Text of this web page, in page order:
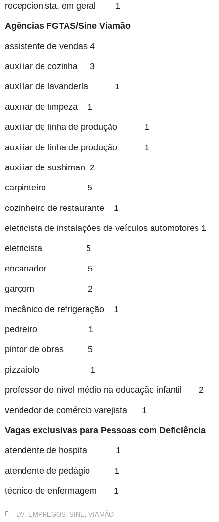
recepcionista, em geral 1
Agências FGTAS/Sine Viamão
assistente de vendas 4
auxiliar de cozinha 3
auxiliar de lavanderia 1
auxiliar de limpeza 1
auxiliar de linha de produção 1
auxiliar de linha de produção 1
auxiliar de sushiman 2
carpinteiro 5
cozinheiro de restaurante 1
eletricista de instalações de veículos automotores 1
eletricista 5
encanador 5
garçom 2
mecânico de refrigeração 1
pedreiro 1
pintor de obras 5
pizzaiolo 1
professor de nível médio na educação infantil 2
vendedor de comércio varejista 1
Vagas exclusivas para Pessoas com Deficiência
atendente de hospital 1
atendente de pedágio 1
técnico de enfermagem 1
DV, EMPREGOS SINE VIAMÃO